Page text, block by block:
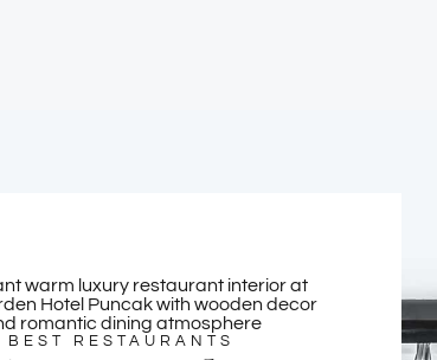
BEST RESTAURANTS